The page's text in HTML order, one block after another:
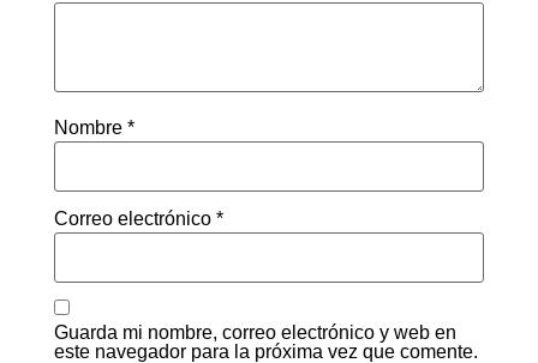
Nombre *
Correo electrónico *
Guarda mi nombre, correo electrónico y web en
este navegador para la próxima vez que comente.